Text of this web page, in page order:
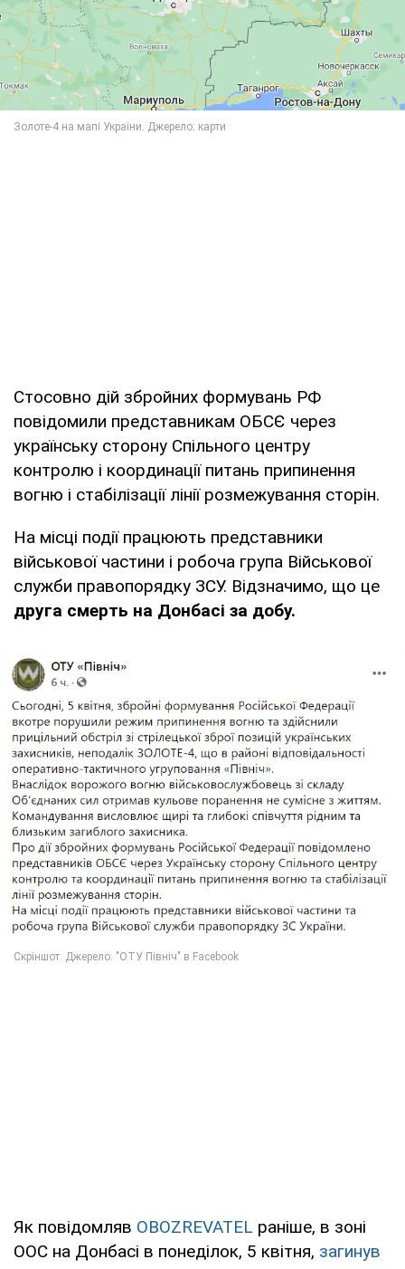
Стосовно дій збройних формувань РФ
повідомили представникам ОБСЄ через
українську сторону Спільного центру
контролю і координації питань припинення
вогню і стабілізації лінії розмежування сторін.
На місці події працюють представники
військової частини і робоча група Військової
служби правопорядку ЗСУ. Відзначимо, що це
друга смерть на Донбасі за добу.
Як повідомляв OBOZREVATEL раніше, в зоні
ООС на Донбасі в понеділок, 5 квітня, загинув